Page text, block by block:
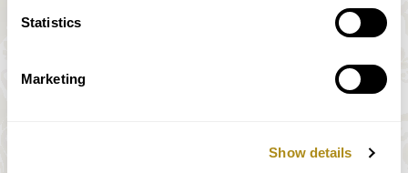
Statistics
Marketing
Show details
Mendelssohn